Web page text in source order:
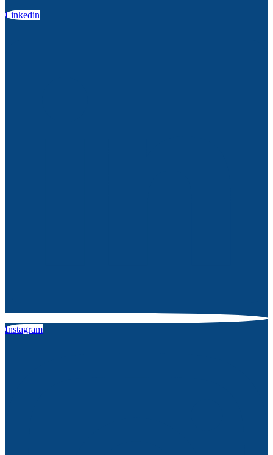
Linkedin
Instagram